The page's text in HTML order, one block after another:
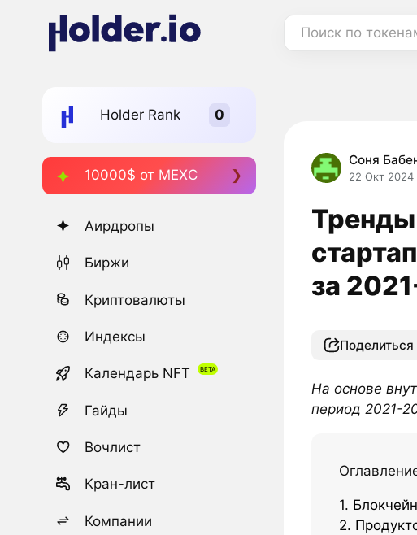
Поиск по
Holder Rank
10000$ от MEXC
Аирдропы
Биржи
Криптовалюты
Индексы
Календарь NFT
Гайды
Вочлист
Кран-лист
Компании
Соня
22 Окт 2024
Тренды
за
Поделиться
На основе
период 2021-
1. Блокчейн
2.